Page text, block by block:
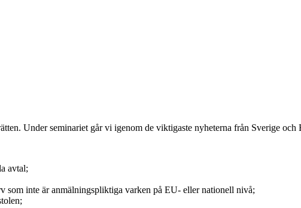
Under seminariet går vi igenom de viktigaste nyheterna från Sverige och
avtal;
som inte är anmälningspliktiga varken på EU- eller nationell nivå;